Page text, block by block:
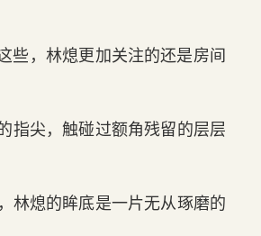
些，林熄更‌加关注的还是房间‌
指尖，触碰过额角残留的层层
林熄的眸底是一片无从琢磨的